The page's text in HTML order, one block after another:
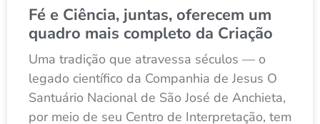
Fé e Ciência, juntas, oferecem um
quadro mais completo da Criação
Uma tradição que atravessa séculos — o
legado científico da Companhia de Jesus O
Santuário Nacional de São José de Anchieta,
por meio de seu Centro de Interpretação, tem